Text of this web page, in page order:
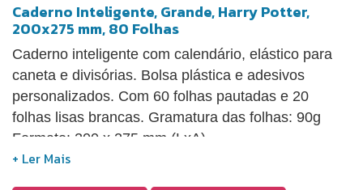
Caderno Inteligente, Grande, Harry Potter,
200x275 mm, 80 Folhas
Caderno inteligente com calendário, elástico para
caneta e divisórias. Bolsa plástica e adesivos
personalizados. Com 60 folhas pautadas e 20
folhas lisas brancas. Gramatura das folhas: 90g
Formato: 200 x 275 mm (LxA).